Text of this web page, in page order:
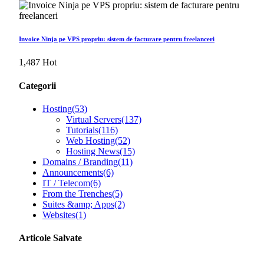
Invoice Ninja pe VPS propriu: sistem de facturare pentru freelanceri
1,487 Hot
Categorii
Hosting(53)
Virtual Servers(137)
Tutorials(116)
Web Hosting(52)
Hosting News(15)
Domains / Branding(11)
Announcements(6)
IT / Telecom(6)
From the Trenches(5)
Suites &amp; Apps(2)
Websites(1)
Articole Salvate